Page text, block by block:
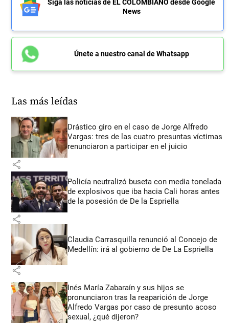
Siga las noticias de EL COLOMBIANO desde Google
News
Únete a nuestro canal de Whatsapp
Las más leídas
Drástico giro en el caso de Jorge Alfredo
Vargas: tres de las cuatro presuntas víctimas
renunciaron a participar en el juicio
share
Policía neutralizó buseta con media tonelada
de explosivos que iba hacia Cali horas antes
de la posesión de De la Espriella
share
Claudia Carrasquilla renunció al Concejo de
Medellín: irá al gobierno de De La Espriella
share
Inés María Zabaraín y sus hijos se
pronunciaron tras la reaparición de Jorge
Alfredo Vargas por caso de presunto acoso
sexual, ¿qué dijeron?